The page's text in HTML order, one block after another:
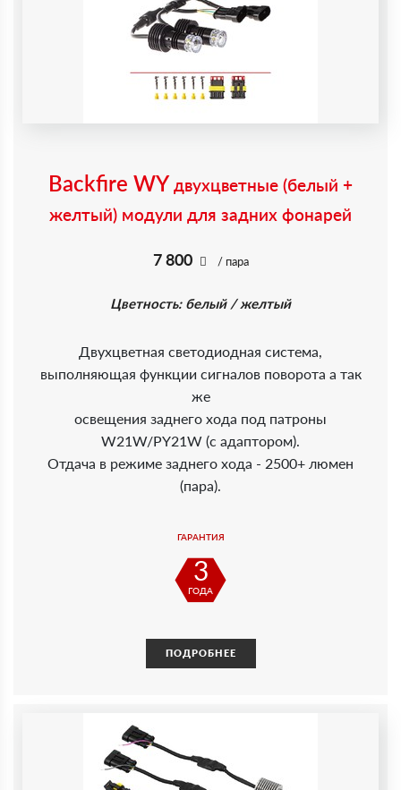
Backfire WYдвухцветные (белый +
желтый) модули для задних фонарей
7 800 / пара
Цветность: белый / желтый
Двухцветная светодиодная система,
выполняющая функции сигналов поворота а так
же
освещения заднего хода под патроны
W21W/PY21W (с адаптором).
Отдача в режиме заднего хода - 2500+ люмен
(пара).
ГАРАНТИЯ
3
ГОДА
ПОДРОБНЕЕ